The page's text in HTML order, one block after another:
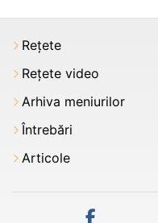
Rețete
Rețete video
Arhiva meniurilor
Întrebări
Articole
facebook